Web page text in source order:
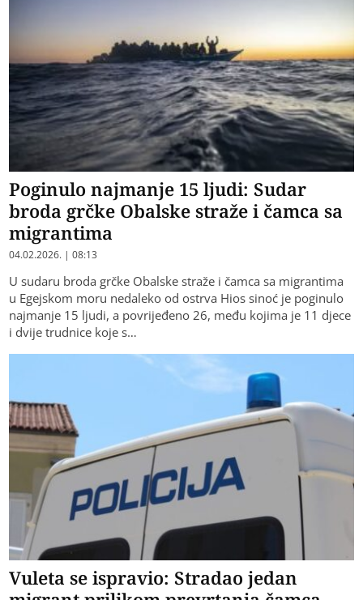
Poginulo najmanje 15 ljudi: Sudar
broda grčke Obalske straže i čamca sa
migrantima
04.02.2026. | 08:13
U sudaru broda grčke Obalske straže i čamca sa migrantima
u Egejskom moru nedaleko od ostrva Hios sinoć je poginulo
najmanje 15 ljudi, a povrijeđeno 26, među kojima je 11 djece
i dvije trudnice koje s…
Vuleta se ispravio: Stradao jedan